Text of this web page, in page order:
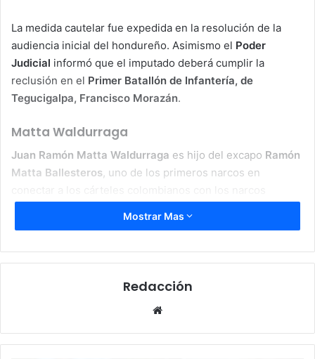
La medida cautelar fue expedida en la resolución de la
audiencia inicial del hondureño. Asimismo el Poder
Judicial informó que el imputado deberá cumplir la
reclusión en el Primer Batallón de Infantería, de
Tegucigalpa, Francisco Morazán.
Matta Waldurraga
Juan Ramón Matta Waldurraga es hijo del excapo Ramón
Matta Ballesteros, uno de los primeros narcos en
mexicanos.
en prisión enEstados Unidosdonde se entregó por
, alias “
por el gobierno estadounidense de conspirar para
distribuir cocaína entre enero de 2005 y febrero de 2010.
Mostrar Mas
Redacción